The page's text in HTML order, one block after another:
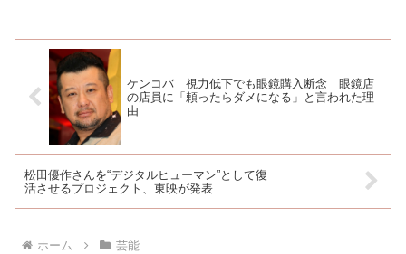
ケンコバ 視力低下でも眼鏡購入断念 眼鏡店
の店員に「頼ったらダメになる」と言われた理
由
松田優作さんを“デジタルヒューマン”として復
活させるプロジェクト、東映が発表
ホーム 芸能